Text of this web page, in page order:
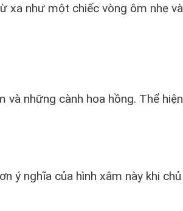
như một chiếc vòng ôm nhẹ
những cành hoa hồng. Thể
nghĩa của hình xâm này khi chủ